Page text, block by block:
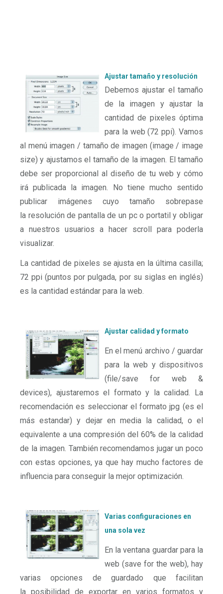
Ajustar tamaño y resolución
Debemos ajustar el tamaño
de la imagen y ajustar la
cantidad de pixeles óptima
para la web (72 ppi). Vamos
al menú imagen / tamaño de imagen (image / image
size) y ajustamos el tamaño de la imagen. El tamaño
debe ser proporcional al diseño de tu web y cómo
irá publicada la imagen. No tiene mucho sentido
publicar imágenes cuyo tamaño sobrepase
la resolución de pantalla de un pc o portatil y obligar
a nuestros usuarios a hacer scroll para poderla
visualizar.
La cantidad de pixeles se ajusta en la última casilla;
72 ppi (puntos por pulgada, por su siglas en inglés)
es la cantidad estándar para la web.
Ajustar calidad y formato
En el menú archivo / guardar
para la web y dispositivos
(file/save for web &
devices), ajustaremos el formato y la calidad. La
recomendación es seleccionar el formato jpg (es el
más estandar) y dejar en media la calidad, o el
equivalente a una compresión del 60% de la calidad
de la imagen. También recomendamos jugar un poco
con estas opciones, ya que hay mucho factores de
influencia para conseguir la mejor optimización.
Varias configuraciones en
una sola vez
En la ventana guardar para la
web (save for the web), hay
varias opciones de guardado que facilitan
la posibilidad de exportar en varios formatos y